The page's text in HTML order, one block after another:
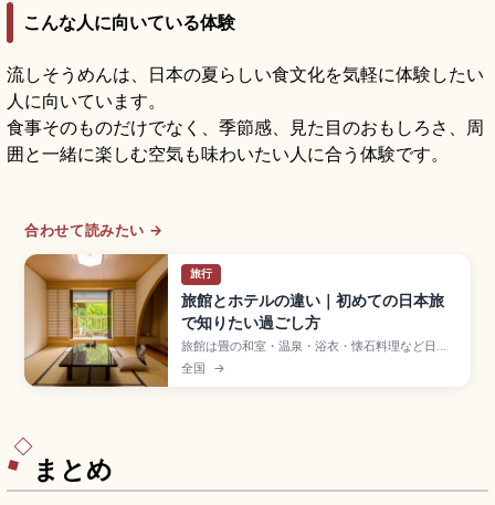
こんな人に向いている体験
流しそうめんは、日本の夏らしい食文化を気軽に体験したい
人に向いています。
食事そのものだけでなく、季節感、見た目のおもしろさ、周
囲と一緒に楽しむ空気も味わいたい人に合う体験です。
合わせて読みたい →
旅行
旅館とホテルの違い｜初めての日本旅
で知りたい過ごし方
旅館は畳の和室・温泉・浴衣・懐石料理など日本
らしい滞在体験を重視する宿泊形態で、ホテルは
立地と客室タイプの選択肢が幅広く自由度が高
全国 →
まとめ